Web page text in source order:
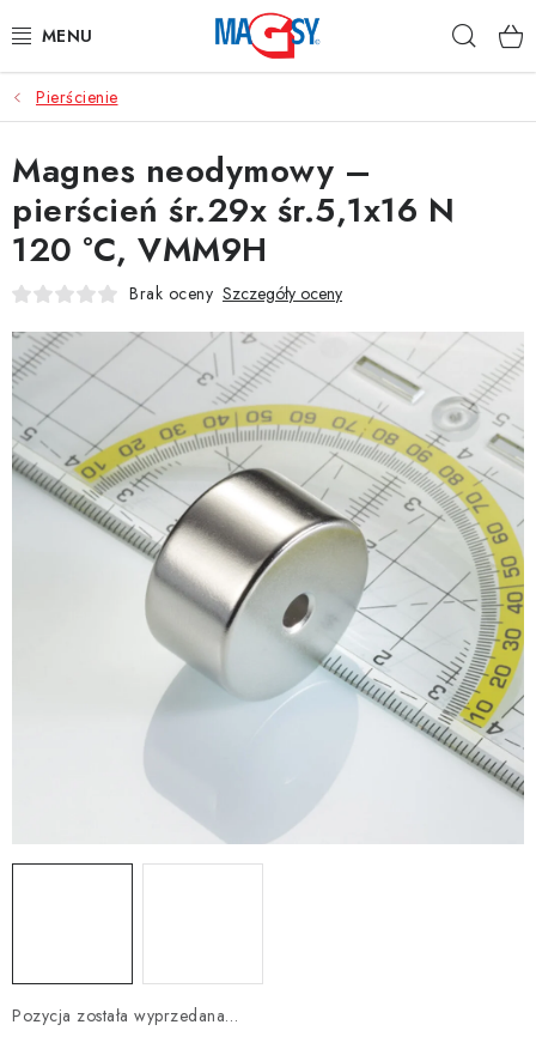
do
GŁÓWNE KATEGORIE
MAGNETYCZNE POMOCE
MAGNESY PRZEMYSŁOWE
INNE MAGNESY
MATERIAŁY NIERDZEWNE
O nas Regulamin e-sklepu
Ochrona danych osobowych
Blog
Kontakty Odstąpienie od Umowy
Pierścienie
Pozycja została wyprzedana…
Magnes neodymowy –
pierścień śr.29x śr.5,1x16 N
120 °C, VMM9H
Brak oceny Szczegóły oceny